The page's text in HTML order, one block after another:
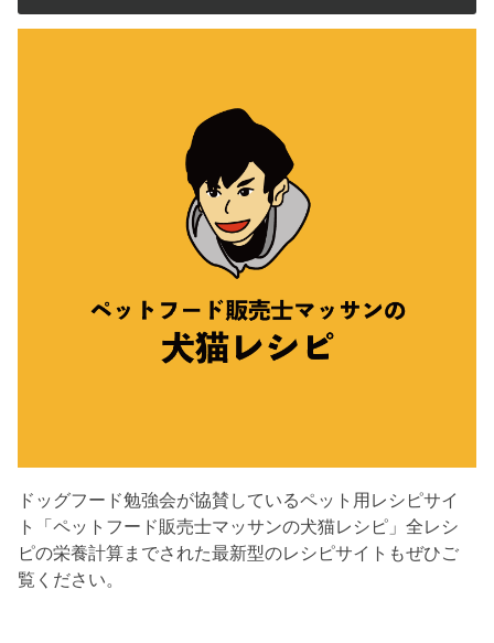
ドッグフード勉強会が協賛しているペット用レシピサイ
ト「ペットフード販売士マッサンの犬猫レシピ」全レシ
ピの栄養計算までされた最新型のレシピサイトもぜひご
覧ください。